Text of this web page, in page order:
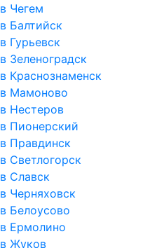
в Чегем
в Балтийск
в Гурьевск
в Зеленоградск
в Краснознаменск
в Мамоново
в Нестеров
в Пионерский
в Правдинск
в Светлогорск
в Славск
в Черняховск
в Белоусово
в Ермолино
в Жуков